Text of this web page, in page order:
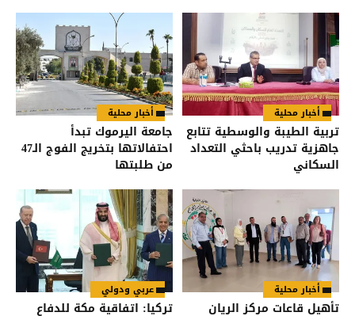
أخبار محلية
تربية الطيبة والوسطية تتابع
جاهزية تدريب باحثي التعداد
السكاني
أخبار محلية
جامعة اليرموك تبدأ
احتفالاتها بتخريج الفوج الـ47
من طلبتها
أخبار محلية
تأهيل قاعات مركز الريان
عربي ودولي
تركيا: اتفاقية مكة للدفاع